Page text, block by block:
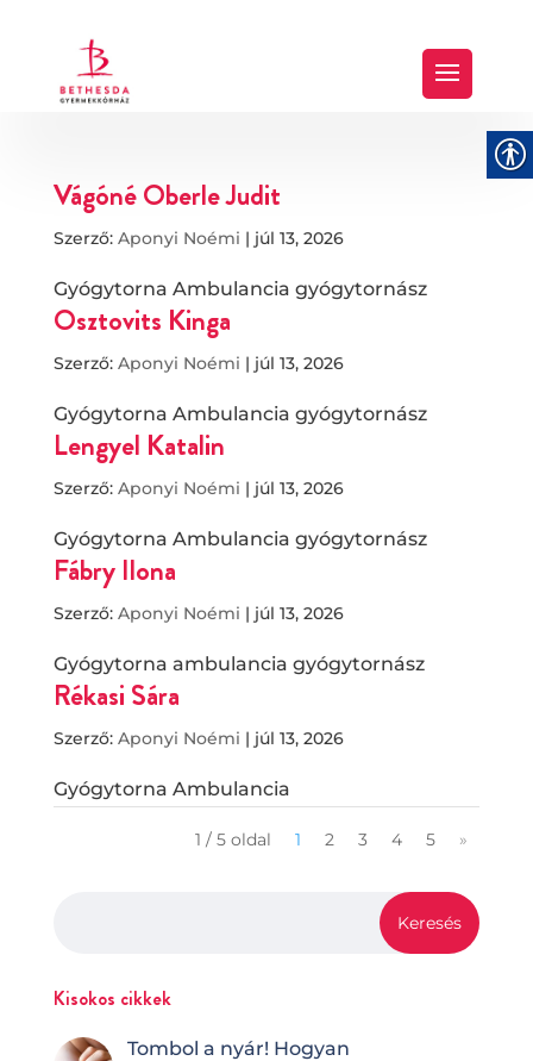
Vágóné Oberle Judit
Szerző: Aponyi Noémi | júl 13, 2026
Gyógytorna Ambulancia gyógytornász
Osztovits Kinga
Szerző: Aponyi Noémi | júl 13, 2026
Gyógytorna Ambulancia gyógytornász
Lengyel Katalin
Szerző: Aponyi Noémi | júl 13, 2026
Gyógytorna Ambulancia gyógytornász
Fábry Ilona
Szerző: Aponyi Noémi | júl 13, 2026
Gyógytorna ambulancia gyógytornász
Rékasi Sára
Szerző: Aponyi Noémi | júl 13, 2026
Gyógytorna Ambulancia
1 / 5 oldal 1 2 3 4 5 »
Kisokos cikkek
Tombol a nyár! Hogyan